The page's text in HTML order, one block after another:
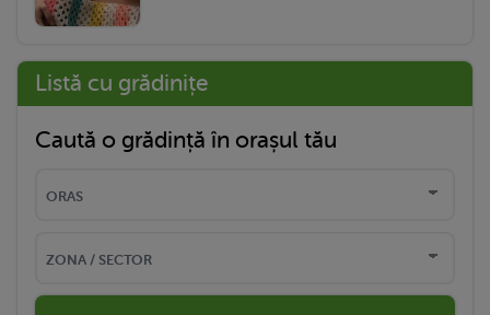
Listă cu grădinițe
Caută o grădință în orașul tău